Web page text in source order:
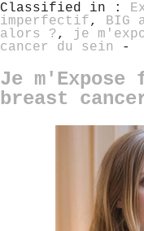
Classified in :
imperfectif, BIG
alors ?, je
cancer du sein
-
Je
breast